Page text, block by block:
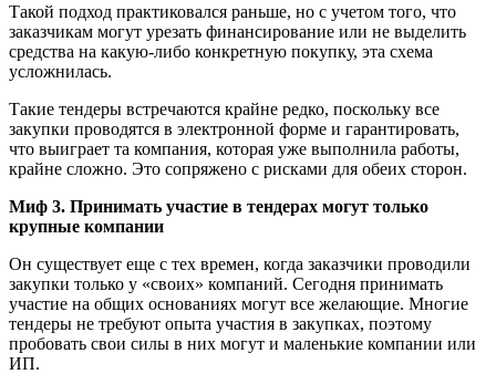
Такой подход практиковался раньше, но с учетом того, что
заказчикам могут урезать финансирование или не выделить
средства на какую-либо конкретную покупку, эта схема
усложнилась.
Такие тендеры встречаются крайне редко, поскольку все
закупки проводятся в электронной форме и гарантировать,
что выиграет та компания, которая уже выполнила работы,
крайне сложно. Это сопряжено с рисками для обеих сторон.
Миф 3. Принимать участие в тендерах могут только
крупные компании
Он существует еще с тех времен, когда заказчики проводили
закупки только у «своих» компаний. Сегодня принимать
участие на общих основаниях могут все желающие. Многие
тендеры не требуют опыта участия в закупках, поэтому
пробовать свои силы в них могут и маленькие компании или
ИП.